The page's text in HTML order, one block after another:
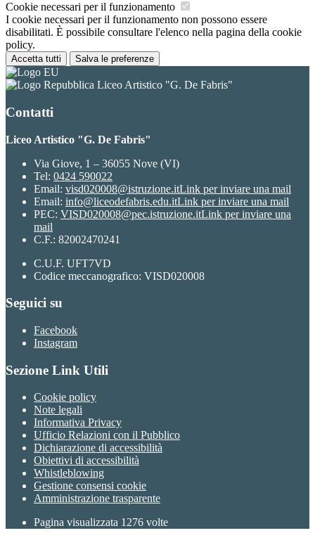
Cookie necessari per il funzionamento
I cookie necessari per il funzionamento non possono essere
disabilitati. È possibile consultare l'elenco nella pagina della cookie
policy.
Accetta tutti Salva le preferenze
Liceo Artistico "G. De Fabris"
Contatti
Liceo Artistico "G. De Fabris"
Via Giove, 1 – 36055 Nove (VI)
Tel: 0424 590022
Email: visd020008@istruzione.itLink per inviare una mail
Email: info@liceodefabris.edu.itLink per inviare una mail
PEC: VISD020008@pec.istruzione.itLink per inviare una
mail
C.F.: 82002470241
C.U.F. UFT7VD
Codice meccanografico: VISD020008
Seguici su
Facebook
Instagram
Sezione Link Utili
Cookie policy
Note legali
Informativa Privacy
Ufficio Relazioni con il Pubblico
Dichiarazione di accessibilità
Obiettivi di accessibilità
Whistleblowing
Gestione consensi cookie
Amministrazione trasparente
Pagina visualizzata 1276 volte